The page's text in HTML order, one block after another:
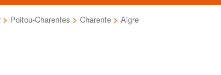
> Poitou-Charentes > Charente > Aigre